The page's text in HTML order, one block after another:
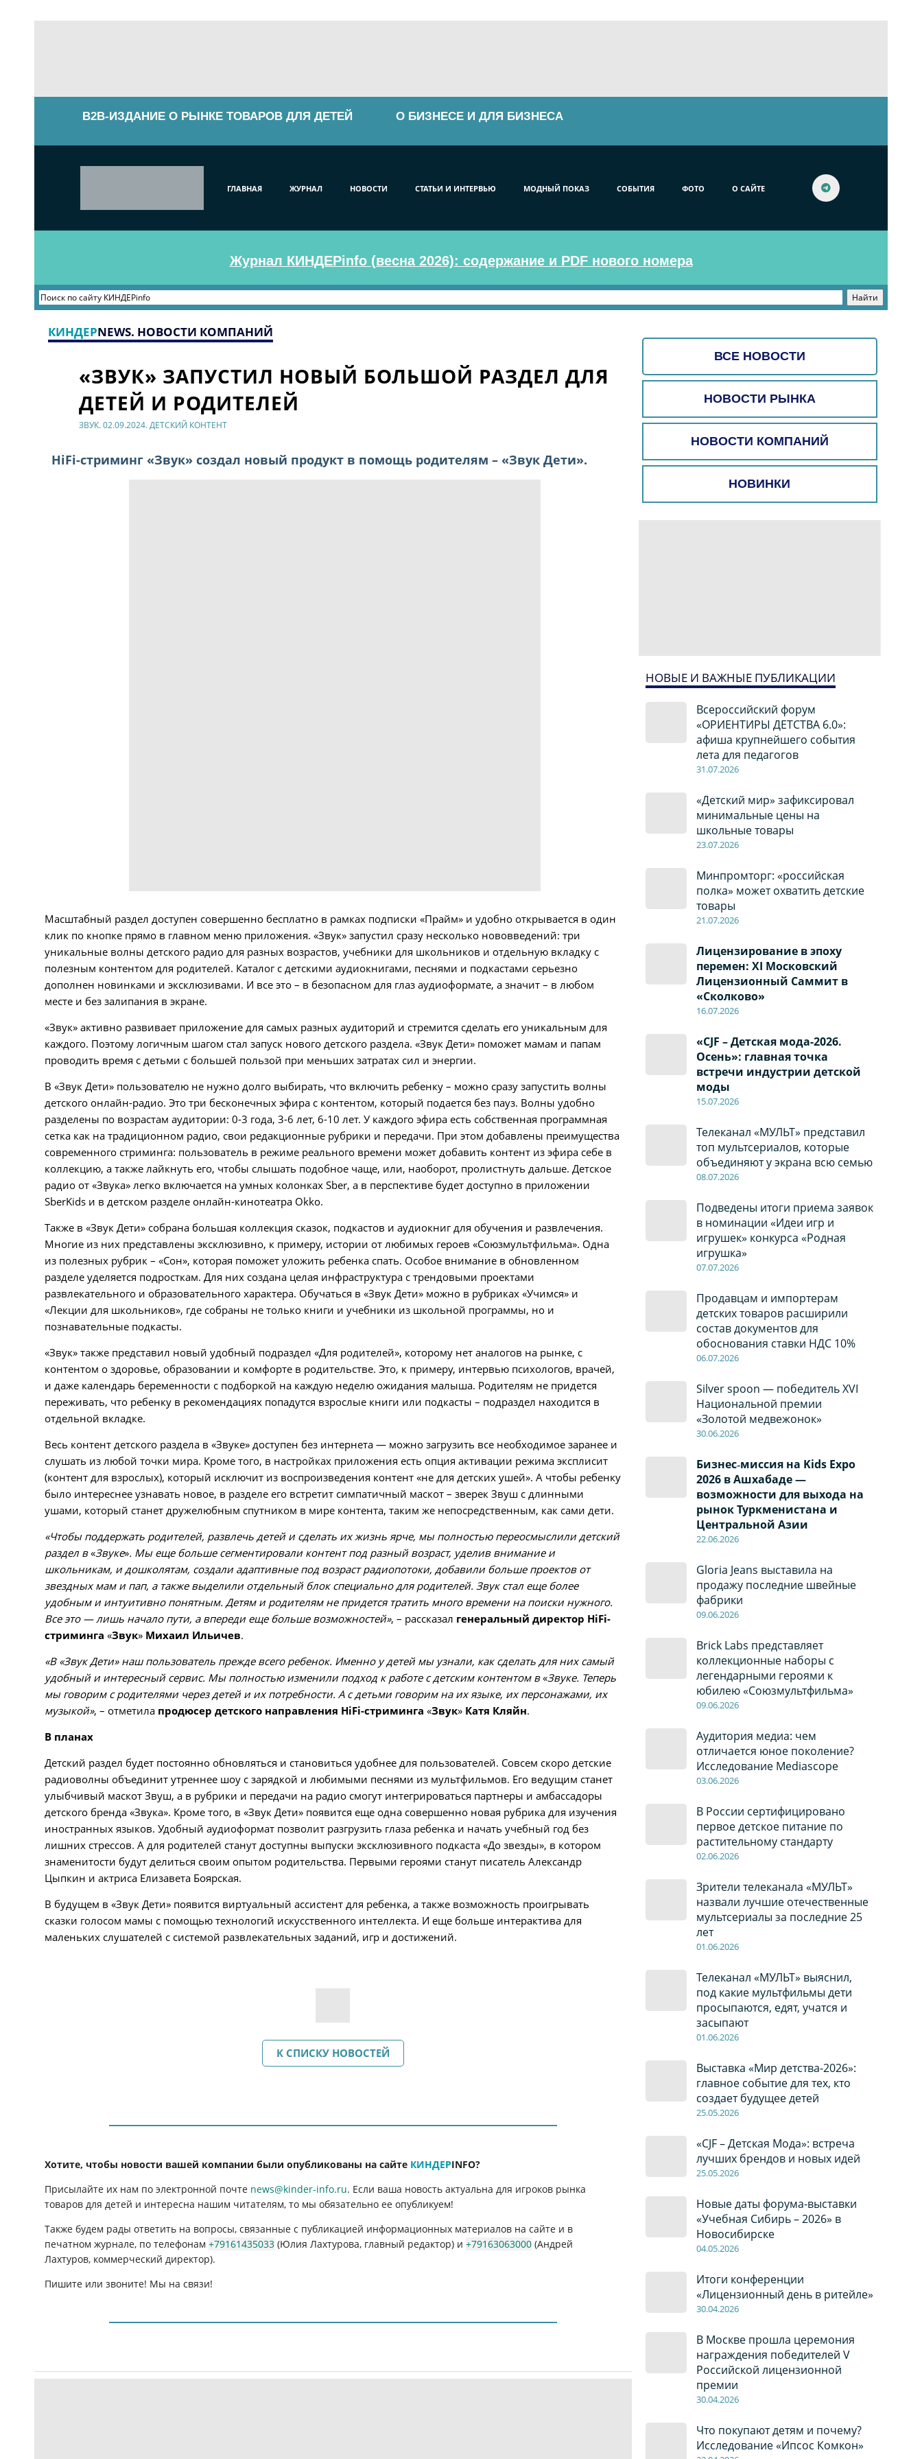
B2B-ИЗДАНИЕ О РЫНКЕ ТОВАРОВ ДЛЯ ДЕТЕЙ О БИЗНЕСЕ И ДЛЯ БИЗНЕСА
ГЛАВНАЯ ЖУРНАЛ НОВОСТИ СТАТЬИ И ИНТЕРВЬЮ МОДНЫЙ ПОКАЗ СОБЫТИЯ ФОТО О САЙТЕ
Журнал КИНДЕРinfo (весна 2026): содержание и PDF нового номера
ВСЕ НОВОСТИ
НОВОСТИ РЫНКА
НОВОСТИ КОМПАНИЙ
НОВИНКИ
НОВЫЕ И ВАЖНЫЕ ПУБЛИКАЦИИ
Всероссийский форум
«ОРИЕНТИРЫ ДЕТСТВА 6.0»:
афиша крупнейшего события
лета для педагогов
31.07.2026
«Детский мир» зафиксировал
минимальные цены на
школьные товары
23.07.2026
Минпромторг: «российская
полка» может охватить детские
товары
21.07.2026
Лицензирование в эпоху
перемен: XI Московский
Лицензионный Саммит в
«Сколково»
16.07.2026
«CJF – Детская мода-2026.
Осень»: главная точка
встречи индустрии детской
моды
15.07.2026
Телеканал «МУЛЬТ» представил
топ мультсериалов, которые
объединяют у экрана всю семью
08.07.2026
Подведены итоги приема заявок
в номинации «Идеи игр и
игрушек» конкурса «Родная
игрушка»
07.07.2026
Продавцам и импортерам
детских товаров расширили
состав документов для
обоснования ставки НДС 10%
06.07.2026
Silver spoon — победитель XVI
Национальной премии
«Золотой медвежонок»
30.06.2026
Бизнес‑миссия на Kids Expo
2026 в Ашхабаде —
возможности для выхода на
рынок Туркменистана и
Центральной Азии
22.06.2026
Gloria Jeans выставила на
продажу последние швейные
фабрики
09.06.2026
Brick Labs представляет
коллекционные наборы с
легендарными героями к
юбилею «Союзмультфильма»
09.06.2026
Аудитория медиа: чем
отличается юное поколение?
Исследование Mediascope
03.06.2026
В России сертифицировано
первое детское питание по
растительному стандарту
02.06.2026
Зрители телеканала «МУЛЬТ»
назвали лучшие отечественные
мультсериалы за последние 25
лет
01.06.2026
Телеканал «МУЛЬТ» выяснил,
под какие мультфильмы дети
просыпаются, едят, учатся и
засыпают
01.06.2026
Выставка «Мир детства-2026»:
главное событие для тех, кто
создает будущее детей
25.05.2026
«CJF – Детская Мода»: встреча
лучших брендов и новых идей
25.05.2026
Новые даты форума-выставки
«Учебная Сибирь – 2026» в
Новосибирске
04.05.2026
Итоги конференции
«Лицензионный день в ритейле»
30.04.2026
В Москве прошла церемония
награждения победителей V
Российской лицензионной
премии
30.04.2026
Что покупают детям и почему?
Исследование «Ипсос Комкон»
КИНДЕРNEWS. НОВОСТИ КОМПАНИЙ
«ЗВУК» ЗАПУСТИЛ НОВЫЙ БОЛЬШОЙ РАЗДЕЛ ДЛЯ
ДЕТЕЙ И РОДИТЕЛЕЙ
ЗВУК. 02.09.2024. ДЕТСКИЙ КОНТЕНТ
HiFi-стриминг «Звук» создал новый продукт в помощь родителям – «Звук Дети».
Масштабный раздел доступен совершенно бесплатно в рамках подписки «Прайм» и удобно открывается в один
клик по кнопке прямо в главном меню приложения. «Звук» запустил сразу несколько нововведений: три
уникальные волны детского радио для разных возрастов, учебники для школьников и отдельную вкладку с
полезным контентом для родителей. Каталог с детскими аудиокнигами, песнями и подкастами серьезно
дополнен новинками и эксклюзивами. И все это – в безопасном для глаз аудиоформате, а значит – в любом
месте и без залипания в экране.
«Звук» активно развивает приложение для самых разных аудиторий и стремится сделать его уникальным для
каждого. Поэтому логичным шагом стал запуск нового детского раздела. «Звук Дети» поможет мамам и папам
проводить время с детьми с большей пользой при меньших затратах сил и энергии.
В «Звук Дети» пользователю не нужно долго выбирать, что включить ребенку – можно сразу запустить волны
детского онлайн-радио. Это три бесконечных эфира с контентом, который подается без пауз. Волны удобно
разделены по возрастам аудитории: 0-3 года, 3-6 лет, 6-10 лет. У каждого эфира есть собственная программная
сетка как на традиционном радио, свои редакционные рубрики и передачи. При этом добавлены преимущества
современного стриминга: пользователь в режиме реального времени может добавить контент из эфира себе в
коллекцию, а также лайкнуть его, чтобы слышать подобное чаще, или, наоборот, пролистнуть дальше. Детское
радио от«Звука» легко включается на умных колонках Sber, а в перспективе будет доступно в приложении
SberKids и в детском разделе онлайн-кинотеатра Okko.
Также в «Звук Дети» собрана большая коллекция сказок, подкастов и аудиокниг для обучения и развлечения.
Многие из них представлены эксклюзивно, к примеру, истории от любимых героев«Союзмультфильма». Одна
из полезных рубрик – «Сон», которая поможет уложить ребенка спать. Особое внимание в обновленном
разделе уделяется подросткам. Для них создана целая инфраструктура с трендовыми проектами
развлекательного и образовательного характера. Обучаться в «Звук Дети» можно в рубриках «Учимся» и
«Лекции для школьников», где собраны не только книги и учебники из школьной программы, но и
познавательные подкасты.
«Звук» также представил новый удобный подраздел «Для родителей», которому нет аналогов на рынке, с
контентом о здоровье, образовании и комфорте в родительстве. Это, к примеру, интервью психологов, врачей,
и даже календарь беременности с подборкой на каждую неделю ожидания малыша. Родителям не придется
переживать, что ребенку в рекомендациях попадутся взрослые книги или подкасты – подраздел находится в
отдельной вкладке.
Весь контент детского раздела в«Звуке» доступен без интернета — можно загрузить все необходимое заранее и
слушать из любой точки мира. Кроме того, в настройках приложения есть опция активации режима эксплисит
(контент для взрослых), который исключит из воспроизведения контент «не для детских ушей». А чтобы ребенку
было интереснее узнавать новое, в разделе его встретит симпатичный маскот – зверек Звуш с длинными
ушами, который станет дружелюбным спутником в мире контента, таким же непосредственным, как сами дети.
«Чтобы поддержать родителей, развлечь детей и сделать их жизнь ярче, мы полностью переосмыслили детский
раздел в«Звуке». Мы еще больше сегментировали контент под разный возраст, уделив внимание и
школьникам, и дошколятам, создали адаптивные под возраст радиопотоки, добавили больше проектов от
звездных мам и пап, а также выделили отдельный блок специально для родителей. Звук стал еще более
удобным и интуитивно понятным. Детям и родителям не придется тратить много времени на поиски нужного.
Все это — лишь начало пути, а впереди еще больше возможностей», – рассказал генеральный директор HiFi-
стриминга«Звук» Михаил Ильичев.
«В «Звук Дети» наш пользователь прежде всего ребенок. Именно у детей мы узнали, как сделать для них самый
удобный и интересный сервис. Мы полностью изменили подход к работе с детским контентом в«Звуке. Теперь
мы говорим с родителями через детей и их потребности. А с детьми говорим на их языке, их персонажами, их
музыкой», – отметила продюсер детского направления HiFi-стриминга«Звук» Катя Кляйн.
В планах
Детский раздел будет постоянно обновляться и становиться удобнее для пользователей. Совсем скоро детские
радиоволны объединит утреннее шоу с зарядкой и любимыми песнями из мультфильмов. Его ведущим станет
улыбчивый маскот Звуш, а в рубрики и передачи на радио смогут интегрироваться партнеры и амбассадоры
детского бренда«Звука». Кроме того, в «Звук Дети» появится еще одна совершенно новая рубрика для изучения
иностранных языков. Удобный аудиоформат позволит разгрузить глаза ребенка и начать учебный год без
лишних стрессов. А для родителей станут доступны выпуски эксклюзивного подкаста «До звезды», в котором
знаменитости будут делиться своим опытом родительства. Первыми героями станут писатель Александр
Цыпкин и актриса Елизавета Боярская.
В будущем в «Звук Дети» появится виртуальный ассистент для ребенка, а также возможность проигрывать
сказки голосом мамы с помощью технологий искусственного интеллекта. И еще больше интерактива для
маленьких слушателей с системой развлекательных заданий, игр и достижений.
К СПИСКУ НОВОСТЕЙ
Хотите, чтобы новости вашей компании были опубликованы на сайте КИНДЕРINFO?
Присылайте их нам по электронной почте news@kinder-info.ru. Если ваша новость актуальна для игроков рынка
товаров для детей и интересна нашим читателям, то мы обязательно ее опубликуем!
Также будем рады ответить на вопросы, связанные с публикацией информационных материалов на сайте и в
печатном журнале, по телефонам+79161435033 (Юлия Лахтурова, главный редактор) и+79163063000 (Андрей
Лахтуров, коммерческий директор).
Пишите или звоните! Мы на связи!